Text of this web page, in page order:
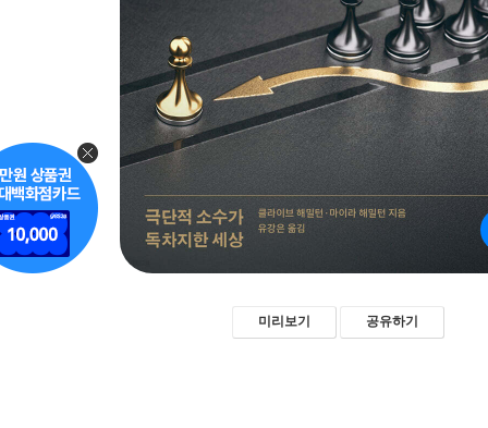
미리보기 공유하기